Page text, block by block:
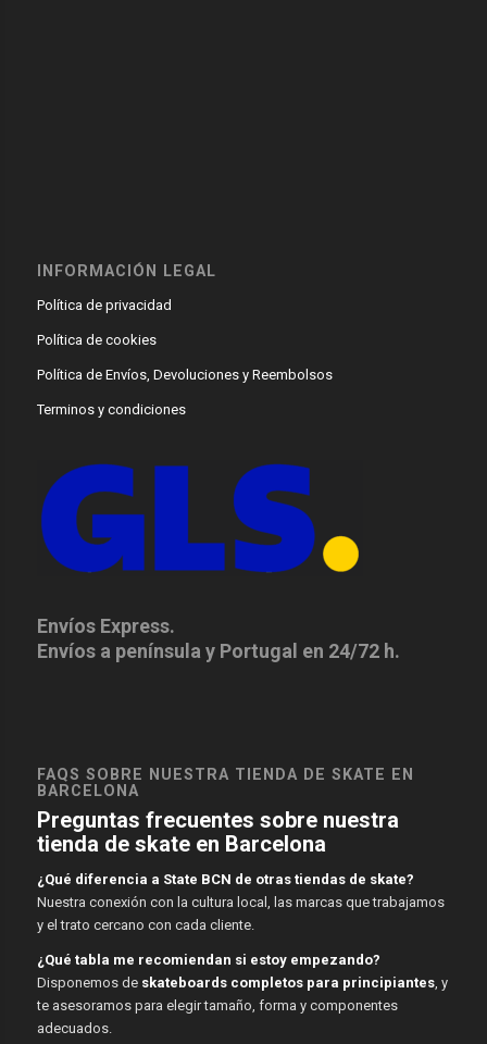
INFORMACIÓN LEGAL
Política de privacidad
Política de cookies
Política de Envíos, Devoluciones y Reembolsos
Terminos y condiciones
Envíos Express.
Envíos a península y Portugal en 24/72 h.
FAQS SOBRE NUESTRA TIENDA DE SKATE EN
BARCELONA
Preguntas frecuentes sobre nuestra
tienda de skate en Barcelona
¿Qué diferencia a State BCN de otras tiendas de skate?
Nuestra conexión con la cultura local, las marcas que trabajamos
y el trato cercano con cada cliente.
¿Qué tabla me recomiendan si estoy empezando?
Disponemos de skateboards completos para principiantes, y
te asesoramos para elegir tamaño, forma y componentes
adecuados.